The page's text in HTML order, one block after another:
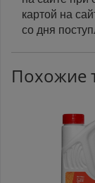
картой на
со дня
Похожие